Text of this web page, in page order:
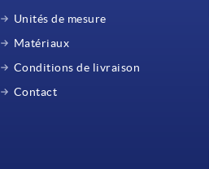
Unités de mesure
Matériaux
Conditions de livraison
Contact